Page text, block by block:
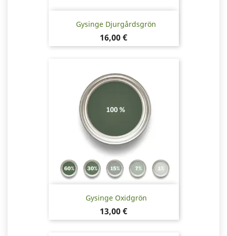
Gysinge Djurgårdsgrön
Pris
16,00 €
Gysinge Oxidgrön
Pris
13,00 €